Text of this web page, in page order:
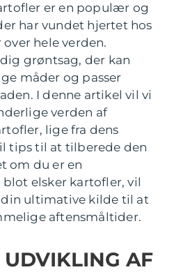
er en populær og
har vundet hjertet hos
hele verden.
grøntsag, der kan
måder og passer
I denne artikel vil vi
verden af
lige fra dens
tips til at tilberede den
om du er en
elsker kartofler, vil
ultimative kilde til at
aftensmåltider.
UDVIKLING AF